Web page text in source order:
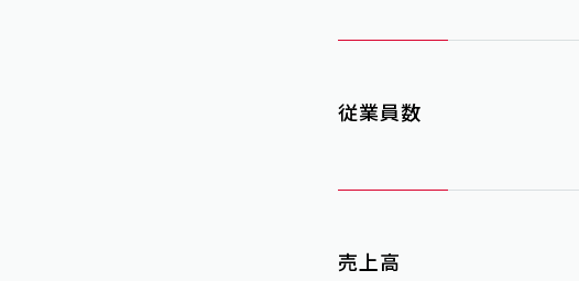
従業員数
売上高